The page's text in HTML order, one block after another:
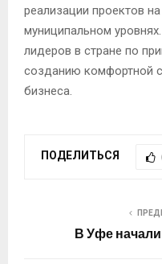
реализации проектов
муниципальном
лидеров в стране по
созданию комфортной
бизнеса.
ПОДЕЛИТЬСЯ
В Уфе